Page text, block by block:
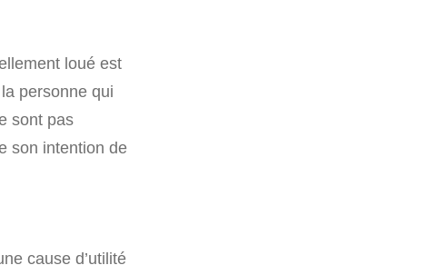
loué est
personne qui
sont pas
son intention de
cause d’utilité